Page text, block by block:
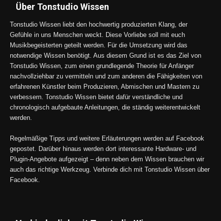
Über Tonstudio Wissen
Tonstudio Wissen liebt den hochwertig produzierten Klang, der
Gefühle in uns Menschen weckt. Diese Vorliebe soll mit euch
Musikbegeisterten geteilt werden. Für die Umsetzung wird das
notwendige Wissen benötigt. Aus diesem Grund ist es das Ziel von
Tonstudio Wissen, zum einen grundlegende Theorie für Anfänger
nachvollziehbar zu vermitteln und zum anderen die Fähigkeiten von
erfahrenen Künstler beim Produzieren, Abmischen und Mastern zu
verbessern. Tonstudio Wissen bietet dafür verständliche und
chronologisch aufgebaute Anleitungen, die ständig weiterentwickelt
werden.
Regelmäßige Tipps und weitere Erläuterungen werden auf Facebook
gepostet. Darüber hinaus werden dort interessante Hardware- und
Plugin-Angebote aufgezeigt – denn neben dem Wissen brauchen wir
auch das richtige Werkzeug. Verbinde dich mit Tonstudio Wissen über
Facebook.